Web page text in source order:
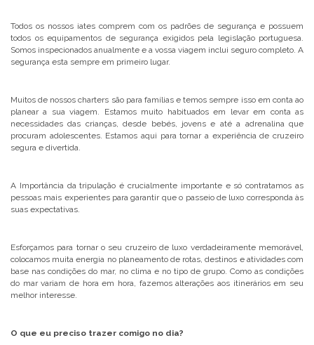
Todos os nossos iates comprem com os padrões de segurança e possuem
todos os equipamentos de segurança exigidos pela legislação portuguesa.
Somos inspecionados anualmente e a vossa viagem inclui seguro completo. A
segurança esta sempre em primeiro lugar.
Muitos de nossos charters são para famílias e temos sempre isso em conta ao
planear a sua viagem. Estamos muito habituados em levar em conta as
necessidades das crianças, desde bebés, jovens e até a adrenalina que
procuram adolescentes. Estamos aqui para tornar a experiência de cruzeiro
segura e divertida.
A Importância da tripulação é crucialmente importante e só contratamos as
pessoas mais experientes para garantir que o passeio de luxo corresponda às
suas expectativas.
Esforçamos para tornar o seu cruzeiro de luxo verdadeiramente memorável,
colocamos muita energia no planeamento de rotas, destinos e atividades com
base nas condições do mar, no clima e no tipo de grupo. Como as condições
do mar variam de hora em hora, fazemos alterações aos itinerários em seu
melhor interesse.
O que eu preciso trazer comigo no dia?